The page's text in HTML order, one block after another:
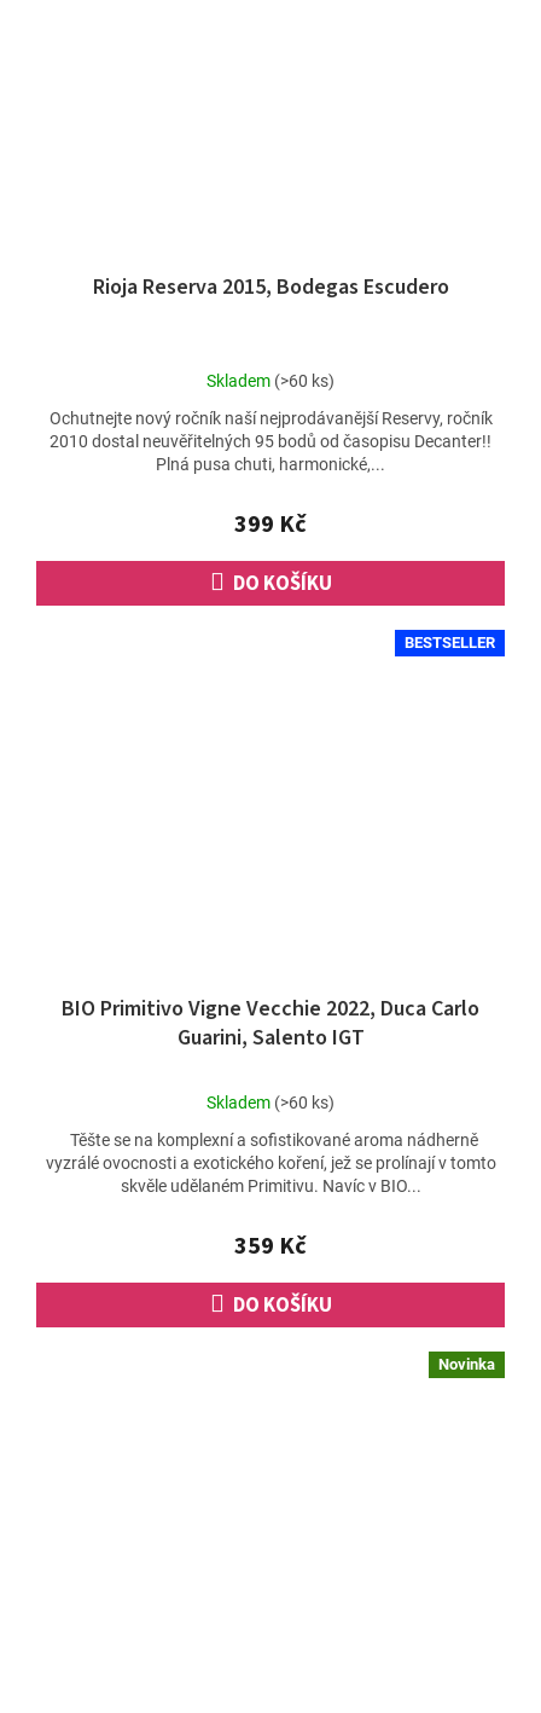
Rioja Reserva 2015, Bodegas Escudero
Průměrné
produktu
je
4,7
5
hvězdiček.
Skladem (>60 ks)
399 Kč
DO KOŠÍKU
Ochutnejte nový ročník naší nejprodávanější Reservy, ročník
2010 dostal neuvěřitelných 95 bodů od časopisu Decanter!!
Plná pusa chuti, harmonické,...
BESTSELLER
BIO Primitivo Vigne Vecchie 2022, Duca Carlo
Guarini, Salento IGT
Průměrné
produktu
je
4,8
5
hvězdiček.
Skladem (>60 ks)
359 Kč
DO KOŠÍKU
Těšte se na komplexní a sofistikované aroma nádherně
vyzrálé ovocnosti a exotického koření, jež se prolínají v tomto
skvěle udělaném Primitivu. Navíc v BIO...
Novinka